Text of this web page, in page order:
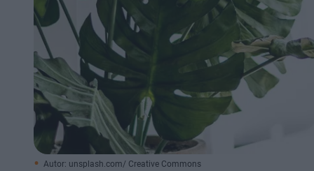
Autor: unsplash.com/ Creative Commons